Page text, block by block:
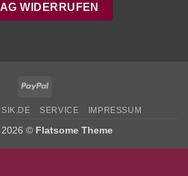
WIDERRUFEN
PayPal
SERVICE IMPRESSUM
2026 © Flatsome Theme